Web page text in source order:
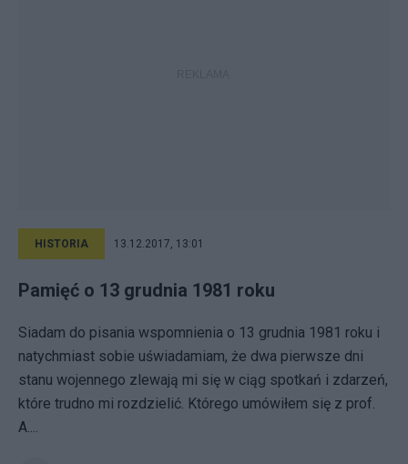
HISTORIA 13.12.2017, 13:01
Pamięć o 13 grudnia 1981 roku
Siadam do pisania wspomnienia o 13 grudnia 1981 roku i
natychmiast sobie uświadamiam, że dwa pierwsze dni
stanu wojennego zlewają mi się w ciąg spotkań i zdarzeń,
które trudno mi rozdzielić. Którego umówiłem się z prof.
A....